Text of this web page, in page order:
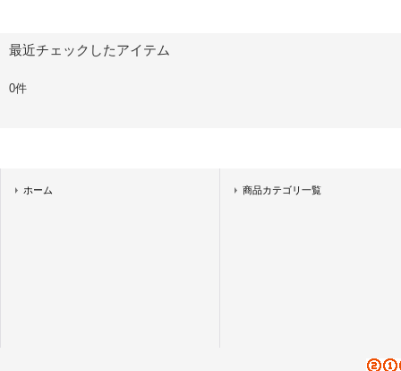
最近チェックしたアイテム
0件
ホーム 商品カテゴリ一覧